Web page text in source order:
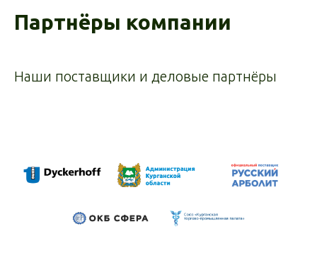
Партнёры компании
Наши поставщики и деловые партнёры